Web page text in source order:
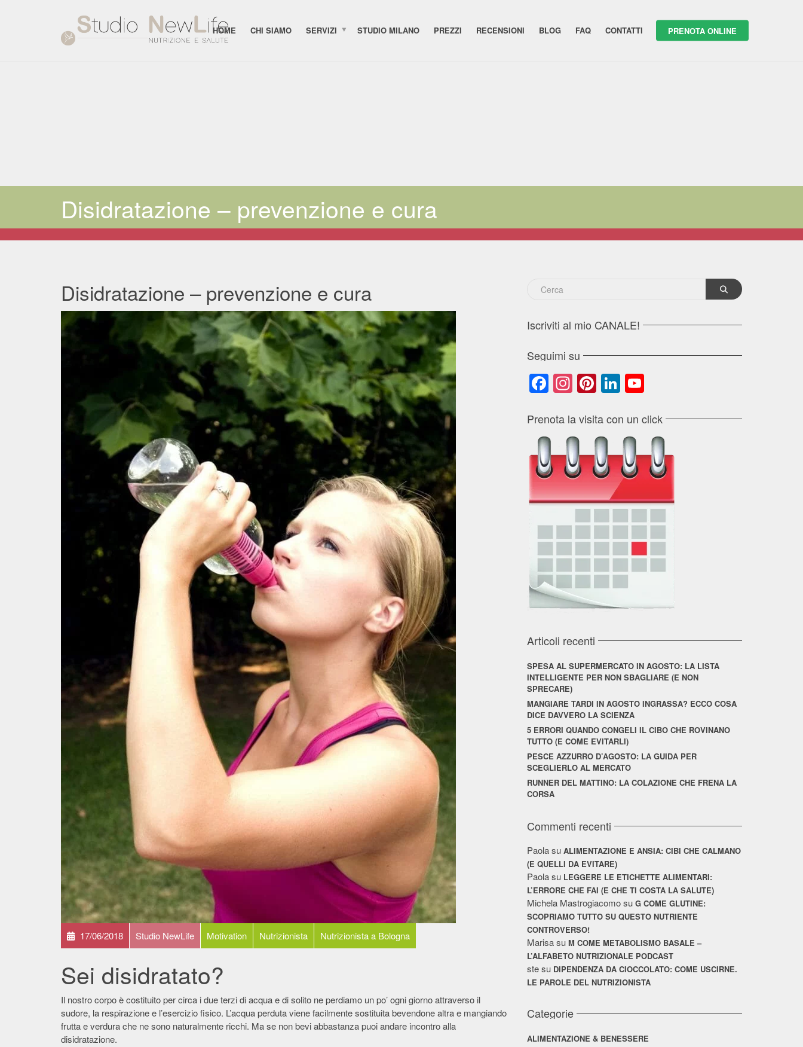
HOME CHI SIAMO SERVIZI STUDIO MILANO PREZZI RECENSIONI BLOG FAQ CONTATTI PRENOTA ONLINE
Disidratazione – prevenzione e cura
Disidratazione – prevenzione e cura
17/06/2018 Studio NewLife Motivation Nutrizionista Nutrizionista a Bologna
Sei disidratato?
Il nostro corpo è costituito per circa i due terzi di acqua e di solito ne perdiamo un po’ ogni giorno attraverso il
sudore, la respirazione e l’esercizio fisico. L’acqua perduta viene facilmente sostituita bevendone altra e mangiando
frutta e verdura che ne sono naturalmente ricchi. Ma se non bevi abbastanza puoi andare incontro alla
disidratazione.
Iscriviti al mio CANALE!
Seguimi su
Facebook
Instagram
Pinterest
LinkedIn
Prenota la visita con un click
Articoli recenti
SPESA AL SUPERMERCATO IN AGOSTO: LA LISTA
INTELLIGENTE PER NON SBAGLIARE (E NON
SPRECARE)
MANGIARE TARDI IN AGOSTO INGRASSA? ECCO COSA
DICE DAVVERO LA SCIENZA
5 ERRORI QUANDO CONGELI IL CIBO CHE ROVINANO
TUTTO (E COME EVITARLI)
PESCE AZZURRO D’AGOSTO: LA GUIDA PER
SCEGLIERLO AL MERCATO
RUNNER DEL MATTINO: LA COLAZIONE CHE FRENA LA
CORSA
Commenti recenti
Paolasu ALIMENTAZIONE E ANSIA: CIBI CHE CALMANO
(E QUELLI DA EVITARE)
Paolasu LEGGERE LE ETICHETTE ALIMENTARI:
L’ERRORE CHE FAI (E CHE TI COSTA LA SALUTE)
Michela Mastrogiacomosu G COME GLUTINE:
SCOPRIAMO TUTTO SU QUESTO NUTRIENTE
CONTROVERSO!
Marisasu M COME METABOLISMO BASALE –
L’ALFABETO NUTRIZIONALE PODCAST
stesu DIPENDENZA DA CIOCCOLATO: COME USCIRNE.
LE PAROLE DEL NUTRIZIONISTA
Categorie
ALIMENTAZIONE & BENESSERE